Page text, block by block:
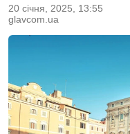
20 сiчня, 2025, 13:55
glavcom.ua